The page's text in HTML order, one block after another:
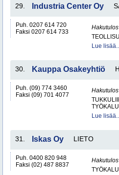
29. Industria Center Oy
Puh. 0207 614 720
Faksi 0207 614 733
Lue lisää..
30. Kauppa Osakeyhtiö
Puh. (09) 774 3460
Faksi (09) 701 4077
Lue lisää..
31. Iskas Oy LIETO
Puh. 0400 820 948
Faksi (02) 487 8837